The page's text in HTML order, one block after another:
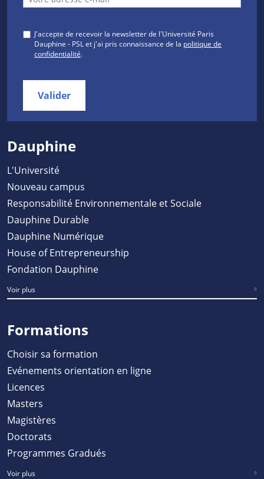
J'accepte de recevoir la newsletter de l'Université Paris
Dauphine - PSL et j'ai pris connaissance de la politique de
confidentialité.
Valider
Dauphine
L'Université
Nouveau campus
Responsabilité Environnementale et Sociale
Dauphine Durable
Dauphine Numérique
House of Entrepreneurship
Fondation Dauphine
Voir plus
Formations
Choisir sa formation
Evénements orientation en ligne
Licences
Masters
Magistères
Doctorats
Programmes Gradués
Voir plus